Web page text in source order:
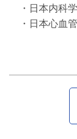
・日本内科
・日本心血